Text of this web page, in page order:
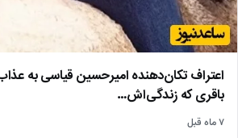
اعتراف تکان‌دهنده امیرحسین قیاسی به
باقری که زندگی‌اش…
۷ ماه قبل